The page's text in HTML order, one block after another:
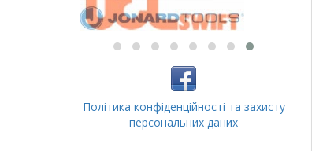
Політика конфіденційності та захисту
персональних даних